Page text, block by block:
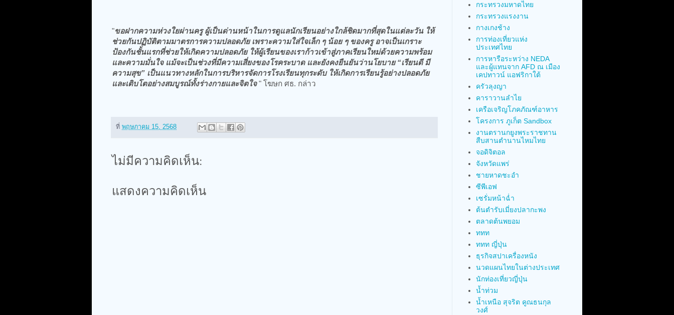
"ขอฝากความห่วงใยผ่านครู ผู้เป็นด่านหน้าในการดูแลนักเรียนอย่างใกล้ชิดมากที่สุดในแต่ละวัน ให้
ช่วยกันปฏิบัติตามมาตรการความปลอดภัย เพราะความใส่ใจเล็ก ๆ น้อย ๆ ของครู อาจเป็นเกราะ
ป้องกันชั้นแรกที่ช่วยให้เกิดความปลอดภัย ให้ผู้เรียนของเราก้าวเข้าสู่ภาคเรียนใหม่ด้วยความพร้อม
และความมั่นใจ แม้จะเป็นช่วงที่มีความเสี่ยงของโรคระบาด และยังคงยืนยันว่านโยบาย “เรียนดี มี
ความสุข” เป็นแนวทางหลักในการบริหารจัดการโรงเรียนทุกระดับ ให้เกิดการเรียนรู้อย่างปลอดภัย
และเติบโตอย่างสมบูรณ์ทั้งร่างกายและจิตใจ" โฆษก ศธ. กล่าว
ที่ พฤษภาคม 15, 2568
ไม่มีความคิดเห็น:
แสดงความคิดเห็น
กระทรวงมหาดไทย
กระทรวงแรงงาน
กางเกงช้าง
การท่องเที่ยวแห่ง
ประเทศไทย
การหารือระหว่าง NEDA
และผู้แทนจาก AFD ณ เมือง
เคปทาวน์ แอฟริกาใต้
ครัวลุงญา
คาราวานลำไย
เครือเจริญโภคภัณฑ์อาหาร
โครงการ ภูเก็ต Sandbox
งานตรานกยูงพระราชทาน
สืบสานตำนานไหมไทย
จอดิจิตอล
จังหวัดแพร่
ชายหาดชะอำ
ซีพีเอฟ
เซรั่มหน้าฉ่ำ
ต้นตำรับเมี่ยงปลากะพง
ตลาดต้นพยอม
ททท
ททท ญี่ปุ่น
ธุรกิจสปาเครื่องหนัง
นวดแผนไทยในต่างประเทศ
นักท่องเที่ยวญี่ปุ่น
น้ำท่วม
น้ำเหนือ สุจริต คูณธนกุล
วงศ์